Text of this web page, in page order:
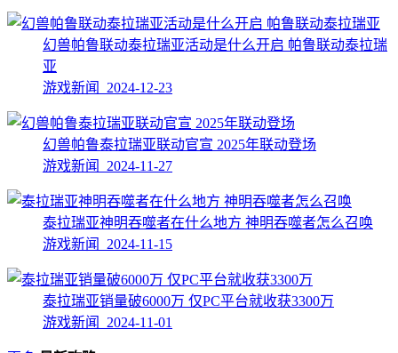
幻兽帕鲁联动泰拉瑞亚活动是什么开启 帕鲁联动泰拉瑞
亚
游戏新闻 2024-12-23
幻兽帕鲁泰拉瑞亚联动官宣 2025年联动登场
游戏新闻 2024-11-27
泰拉瑞亚神明吞噬者在什么地方 神明吞噬者怎么召唤
游戏新闻 2024-11-15
泰拉瑞亚销量破6000万 仅PC平台就收获3300万
游戏新闻 2024-11-01